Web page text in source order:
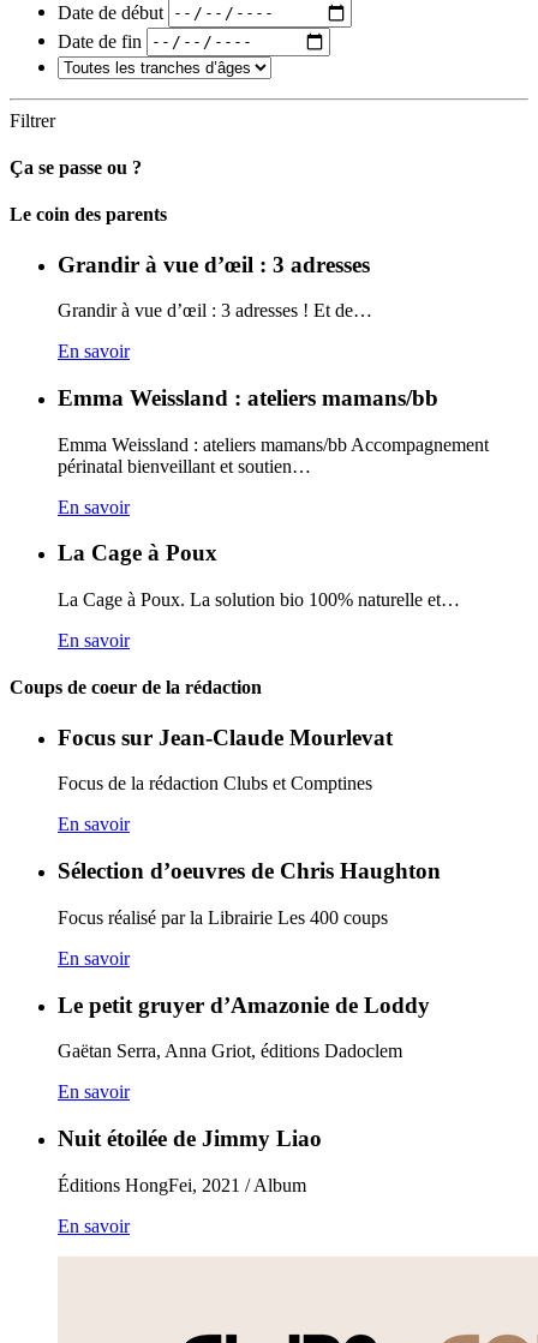
Date de début
Date de fin
Filtrer
Ça se passe ou ?
Carto
Le coin des parents
Grandir à vue d’œil : 3 adresses
Grandir à vue d’œil : 3 adresses ! Et de…
En savoir
Emma Weissland : ateliers mamans/bb
Emma Weissland : ateliers mamans/bb Accompagnement
périnatal bienveillant et soutien…
En savoir
La Cage à Poux
La Cage à Poux. La solution bio 100% naturelle et…
En savoir
Coups de coeur de la rédaction
Focus sur Jean-Claude Mourlevat
Focus de la rédaction Clubs et Comptines
En savoir
Sélection d’oeuvres de Chris Haughton
Focus réalisé par la Librairie Les 400 coups
En savoir
Le petit gruyer d’Amazonie de Loddy
Gaëtan Serra, Anna Griot, éditions Dadoclem
En savoir
Nuit étoilée de Jimmy Liao
Éditions HongFei, 2021 / Album
En savoir